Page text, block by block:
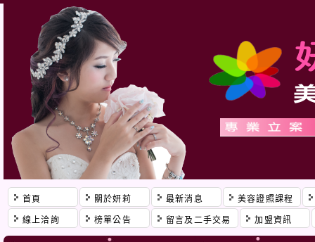
首頁 關於妍莉 最新消息 美容證照課程
線上洽詢 榜單公告 留言及二手交易 加盟資訊